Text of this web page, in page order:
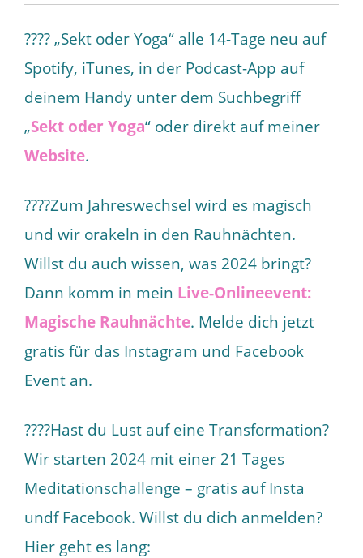
???? „Sekt oder Yoga“ alle 14-Tage neu auf
Spotify, iTunes, in der Podcast-App auf
deinem Handy unter dem Suchbegriff
„Sekt oder Yoga“ oder direkt auf meiner
Website.
????Zum Jahreswechsel wird es magisch
und wir orakeln in den Rauhnächten.
Willst du auch wissen, was 2024 bringt?
Dann komm in mein Live-Onlineevent:
Magische Rauhnächte. Melde dich jetzt
gratis für das Instagram und Facebook
Event an.
????Hast du Lust auf eine Transformation?
Wir starten 2024 mit einer 21 Tages
Meditationschallenge – gratis auf Insta
undf Facebook. Willst du dich anmelden?
Hier geht es lang: